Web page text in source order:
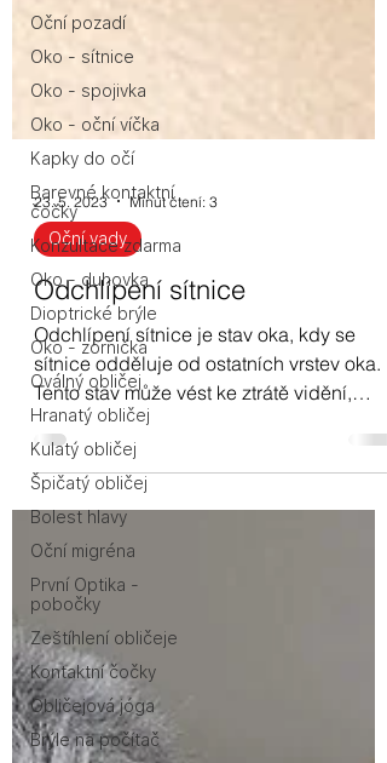
Oční pozadí
Oko - sítnice
Oko - spojivka
Oko - oční víčka
Kapky do očí
Barevné kontaktní
čočky
Konzultace zdarma
Oko - duhovka
Dioptrické brýle
Oko - zornička
Oválný obličej
Hranatý obličej
Kulatý obličej
Špičatý obličej
Bolest hlavy
Oční migréna
První Optika -
pobočky
Zeštíhlení obličeje
Kontaktní čočky
Obličejová jóga
Brýle na počítač
23. 5. 2023 Minut čtení: 3
Oční vady
Odchlípení sítnice
Odchlípení sítnice je stav oka, kdy se
sítnice odděluje od ostatních vrstev oka.
Tento stav může vést ke ztrátě vidění,
pokud nedojde k...